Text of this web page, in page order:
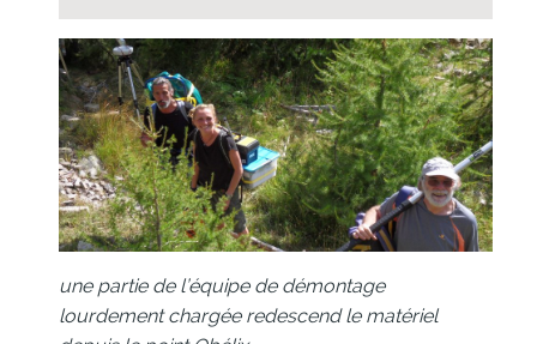
une partie de l’équipe de démontage
lourdement chargée redescend le matériel